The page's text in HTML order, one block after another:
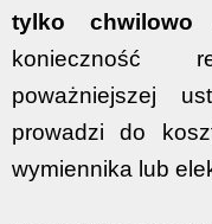
tylko chwilowo
konieczność
poważniejszej
prowadzi do
wymiennika lub